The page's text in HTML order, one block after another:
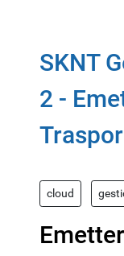
SKNT
2 -
cloud